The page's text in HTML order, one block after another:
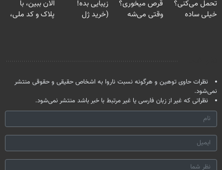
تحمل می‌کنی؟
خیلی ساده
قرص میخوری؟
وقتی می‌شه
زیبایی بده!
(خرید ژل
الان ببین، با
پلاک و کد ملی،
نظرات حاوی توهین و هرگونه نسبت ناروا به اشخاص حقیقی و حقوقی منتشر
نمی‌شود.
نظراتی که غیر از زبان فارسی یا غیر مرتبط با خبر باشد منتشر نمی‌شود.